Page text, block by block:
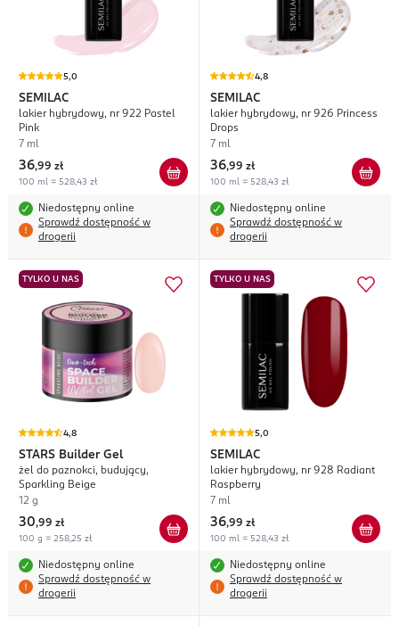
5,0
SEMILAC
lakier hybrydowy, nr 922 Pastel
Pink
7 ml
36,99 zł
100 ml = 528,43 zł
Niedostępny online
Sprawdź dostępność w
drogerii
4,8
SEMILAC
lakier hybrydowy, nr 926 Princess
Drops
7 ml
36,99 zł
100 ml = 528,43 zł
Niedostępny online
Sprawdź dostępność w
drogerii
TYLKO U NAS
4,8
STARS Builder Gel
żel do paznokci, budujący,
Sparkling Beige
12 g
30,99 zł
100 g = 258,25 zł
Niedostępny online
Sprawdź dostępność w
drogerii
TYLKO U NAS
5,0
SEMILAC
lakier hybrydowy, nr 928 Radiant
Raspberry
7 ml
36,99 zł
100 ml = 528,43 zł
Niedostępny online
Sprawdź dostępność w
drogerii